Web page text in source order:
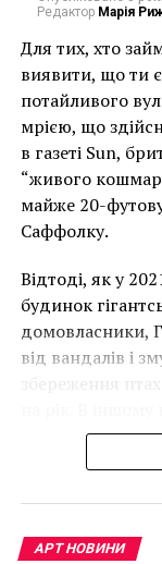
повседневных
множество
В кедах
Плоская
Кеды
модели
Такие нюансы
носки. К тому
ухаживать – он
Редактор Марія
Для тих, хто
виявити, що ти
потайливого
мрією, що
в газеті Sun,
“живого
майже 20-
Саффолку.
Відтоді, як у
будинок
домовласники,
від вандалів і
збереження
мурал, що може
доларів.
АРТ НОВИНИ